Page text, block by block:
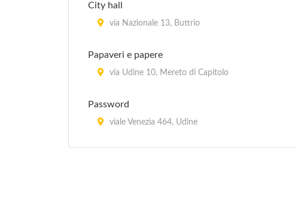
City hall
via Nazionale 13, Buttrio
Papaveri e papere
via Udine 10, Mereto di Capitolo
Password
viale Venezia 464, Udine